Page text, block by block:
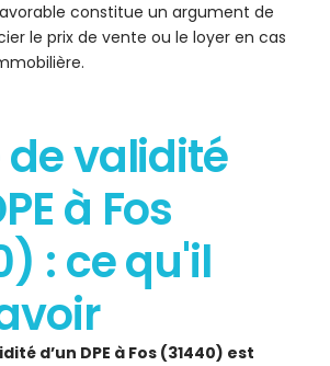
constitue un argument de
le prix de vente ou le loyer en cas
de validité
à Fos
: ce qu'il
d’un DPE à Fos (31440) est